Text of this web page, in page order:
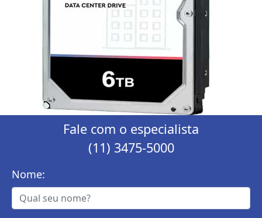
Fale com o especialista
(11) 3475-5000
Nome: